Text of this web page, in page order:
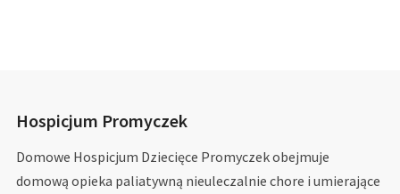
Hospicjum Promyczek
Domowe Hospicjum Dziecięce Promyczek obejmuje
domową opieka paliatywną nieuleczalnie chore i umierające